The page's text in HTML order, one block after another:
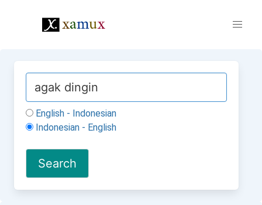
English - Indonesian
Indonesian - English